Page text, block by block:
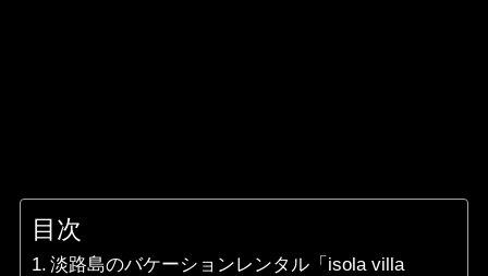
目次
淡路島のバケーションレンタル「isola villa